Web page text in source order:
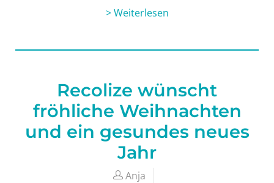
> Weiterlesen
Recolize wünscht
fröhliche Weihnachten
und ein gesundes neues
Jahr
Anja